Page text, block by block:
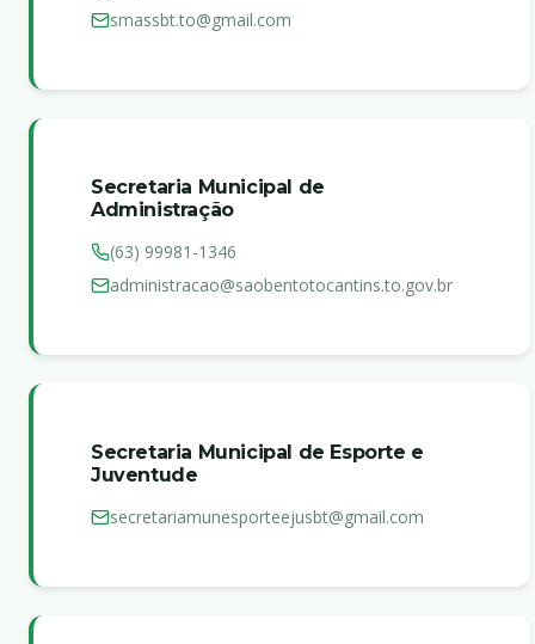
smassbt.to@gmail.com
Secretaria Municipal de
Administração
(63) 99981-1346
administracao@saobentotocantins.to.gov.br
Secretaria Municipal de Esporte e
Juventude
secretariamunesporteejusbt@gmail.com